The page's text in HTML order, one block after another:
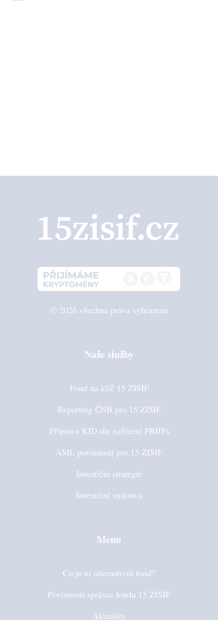
© 2026 všechna práva vyhrazena
Naše služby
Fond na klíč 15 ZISIF
Reporting ČNB pro 15 ZISIF
Příprava KID dle nařízení PRIIPs
AML povinnosti pro 15 ZISIF
Investiční strategie
Investiční smlouva
Menu
Co je to alternativní fond?
Povinnosti správce fondu 15 ZISIF
Aktuality